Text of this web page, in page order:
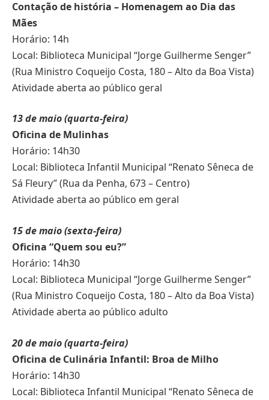
Contação de história – Homenagem ao Dia das
Mães
Horário: 14h
Local: Biblioteca Municipal “Jorge Guilherme Senger”
(Rua Ministro Coqueijo Costa, 180 – Alto da Boa Vista)
Atividade aberta ao público geral
13 de maio (quarta-feira)
Oficina de Mulinhas
Horário: 14h30
Local: Biblioteca Infantil Municipal “Renato Sêneca de
Sá Fleury” (Rua da Penha, 673 – Centro)
Atividade aberta ao público em geral
15 de maio (sexta-feira)
Oficina “Quem sou eu?”
Horário: 14h30
Local: Biblioteca Municipal “Jorge Guilherme Senger”
(Rua Ministro Coqueijo Costa, 180 – Alto da Boa Vista)
Atividade aberta ao público adulto
20 de maio (quarta-feira)
Oficina de Culinária Infantil: Broa de Milho
Horário: 14h30
Local: Biblioteca Infantil Municipal “Renato Sêneca de